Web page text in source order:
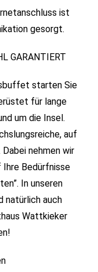
ist
gesorgt.
GARANTIERT
starten Sie
für lange
um die Insel.
auf
nehmen wir
Bedürfnisse
In unseren
natürlich auch
Wattkieker